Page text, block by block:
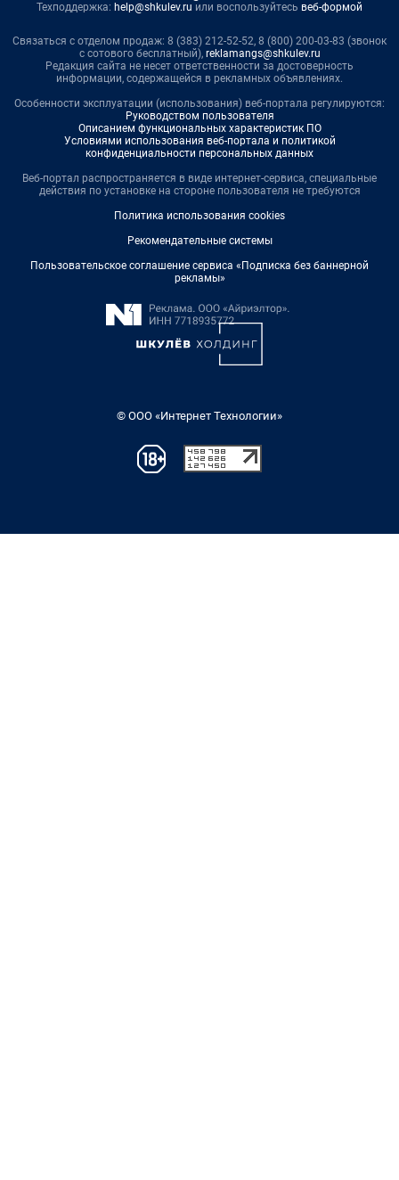
Техподдержка: help@shkulev.ru или воспользуйтесь веб-формой
Связаться с отделом продаж: 8 (383) 212-52-52, 8 (800) 200-03-83 (звонок
с сотового бесплатный), reklamangs@shkulev.ru
Редакция сайта не несет ответственности за достоверность
информации, содержащейся в рекламных объявлениях.
Особенности эксплуатации (использования) веб-портала регулируются:
Руководством пользователя
Описанием функциональных характеристик ПО
Условиями использования веб-портала и политикой
конфиденциальности персональных данных
Веб-портал распространяется в виде интернет-сервиса, специальные
действия по установке на стороне пользователя не требуются
Политика использования cookies
Рекомендательные системы
Пользовательское соглашение сервиса «Подписка без баннерной
рекламы»
© ООО «Интернет Технологии»